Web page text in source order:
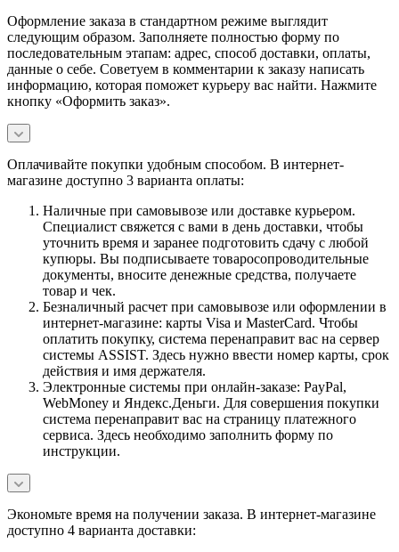
Оформление заказа в стандартном режиме выглядит
следующим образом. Заполняете полностью форму по
последовательным этапам: адрес, способ доставки, оплаты,
данные о себе. Советуем в комментарии к заказу написать
информацию, которая поможет курьеру вас найти. Нажмите
кнопку «Оформить заказ».
Оплачивайте покупки удобным способом. В интернет-
магазине доступно 3 варианта оплаты:
Наличные при самовывозе или доставке курьером.
Специалист свяжется с вами в день доставки, чтобы
уточнить время и заранее подготовить сдачу с любой
купюры. Вы подписываете товаросопроводительные
документы, вносите денежные средства, получаете
товар и чек.
Безналичный расчет при самовывозе или оформлении в
интернет-магазине: карты Visa и MasterCard. Чтобы
оплатить покупку, система перенаправит вас на сервер
системы ASSIST. Здесь нужно ввести номер карты, срок
действия и имя держателя.
Электронные системы при онлайн-заказе: PayPal,
WebMoney и Яндекс.Деньги. Для совершения покупки
система перенаправит вас на страницу платежного
сервиса. Здесь необходимо заполнить форму по
инструкции.
Экономьте время на получении заказа. В интернет-магазине
доступно 4 варианта доставки: